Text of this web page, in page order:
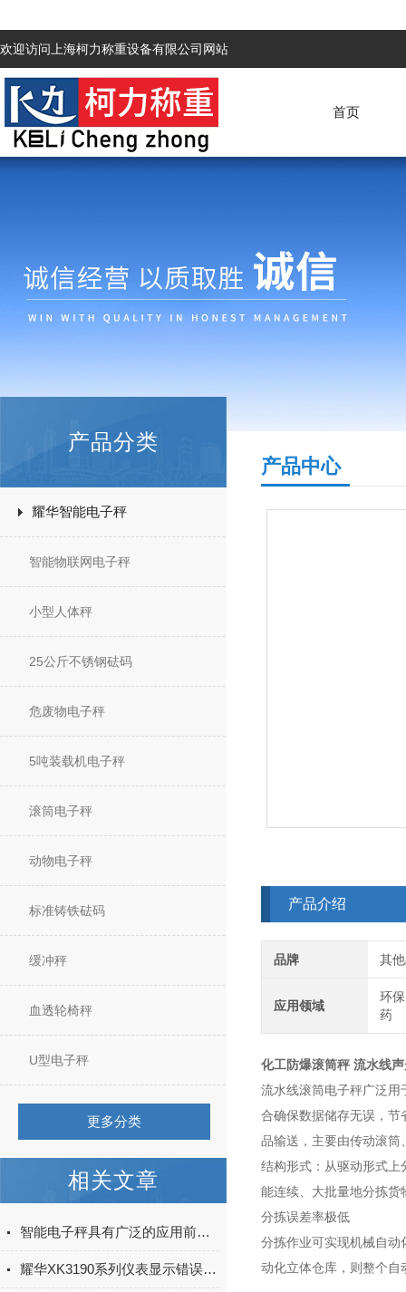
欢迎访问上海柯力称重设备有限公司网站
首页
产品分类
耀华智能电子秤
智能物联网电子秤
小型人体秤
25公斤不锈钢砝码
危废物电子秤
5吨装载机电子秤
滚筒电子秤
动物电子秤
标准铸铁砝码
缓冲秤
血透轮椅秤
U型电子秤
更多分类
相关文章
智能电子秤具有广泛的应用前景和市场需求
耀华XK3190系列仪表显示错误代码的解决方法
产品中心
产品介绍
品牌 其
应用领域
环
药
化工防爆滚筒秤 流水线
流水线滚筒电子秤广泛
合确保数据储存无误，
品输送，主要由传动滚
结构形式：从驱动形式
能连续、大批量地分拣货
分拣误差率极低
分拣作业可实现机械自
动化立体仓库，则整个自